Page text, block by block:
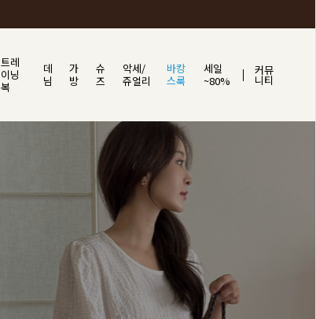
트레
이닝
복
데
님
가
방
슈
즈
악세/
쥬얼리
바캉
스룩
세일
~80%
커뮤
니티